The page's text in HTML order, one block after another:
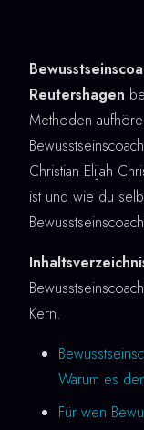
Reutershagen
Methoden
Christian Elijah
ist und wie du
Kern.
Warum es
Für wen